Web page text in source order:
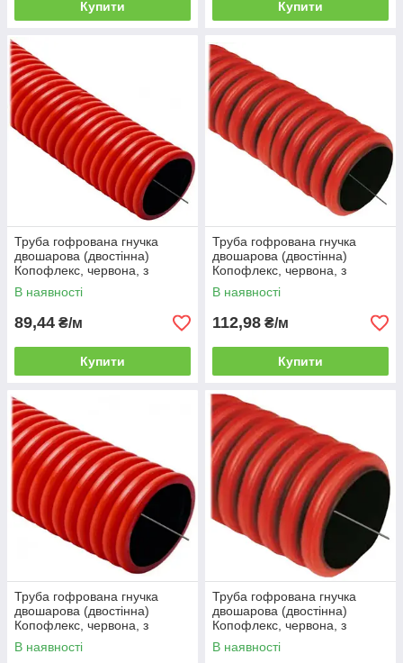
Купити Купити
Труба гофрована гнучка
двошарова (двостінна)
Копофлекс, червона, з
протяжкою, з муфтою, 75
мм, HDPE, бухта 50 м
В наявності
89,44 ₴/м
Купити
Труба гофрована гнучка
двошарова (двостінна)
Копофлекс, червона, з
протяжкою, з муфтою, 90
мм, HDPE, бухта 50 м
В наявності
112,98 ₴/м
Купити
Труба гофрована гнучка
двошарова (двостінна)
Копофлекс, червона, з
протяжкою, з муфтою, 110
мм, HDPE, бухта 50 м
В наявності
Труба гофрована гнучка
двошарова (двостінна)
Копофлекс, червона, з
протяжкою, з муфтою, 125
мм, HDPE, бухта 50 м
В наявності